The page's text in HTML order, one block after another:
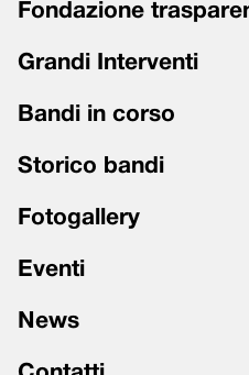
Fondazione
Grandi Interventi
Bandi in corso
Storico bandi
Fotogallery
Eventi
News